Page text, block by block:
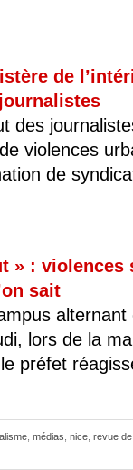
de
des
violences
de
» :
sait
lors de la
préfet
médias nice revue